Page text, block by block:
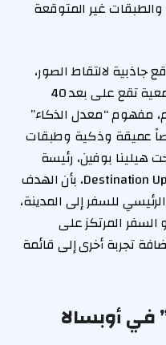
غير المتوقعة
جاذبية لالتقاط الصور،
تستخدم أوبسالا، وهي مدينة جامعية تقع على بعد 40
مفهوم “معدل الذكاء”
عميقة وذكية وطبقات
هيلينا بوفين، رئيسة
قسم التسويق في شركة Destination Uppsala، بأن الهدف
للسفر إلى المدينة،
السفر المرتكز على
تجربة أخرى إلى قائمة
في أوبسالا